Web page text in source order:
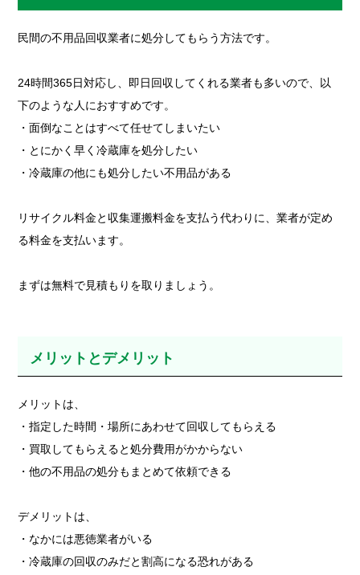
民間の不用品回収業者に処分してもらう方法です。
24時間365日対応し、即日回収してくれる業者も多いので、以
下のような人におすすめです。
・面倒なことはすべて任せてしまいたい
・とにかく早く冷蔵庫を処分したい
・冷蔵庫の他にも処分したい不用品がある
リサイクル料金と収集運搬料金を支払う代わりに、業者が定め
る料金を支払います。
まずは無料で見積もりを取りましょう。
メリットとデメリット
メリットは、
・指定した時間・場所にあわせて回収してもらえる
・買取してもらえると処分費用がかからない
・他の不用品の処分もまとめて依頼できる
デメリットは、
・なかには悪徳業者がいる
・冷蔵庫の回収のみだと割高になる恐れがある